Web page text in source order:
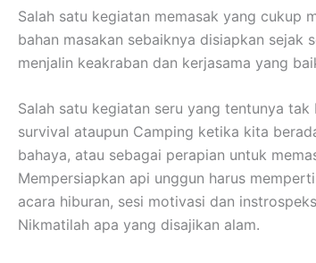
Salah satu kegiatan memasak yang cukup
bahan masakan sebaiknya disiapkan sejak
menjalin keakraban dan kerjasama yang
Salah satu kegiatan seru yang tentunya
survival ataupun Camping ketika kita
bahaya, atau sebagai perapian untuk
Mempersiapkan api unggun harus
acara hiburan, sesi motivasi dan
Nikmatilah apa yang disajikan alam.